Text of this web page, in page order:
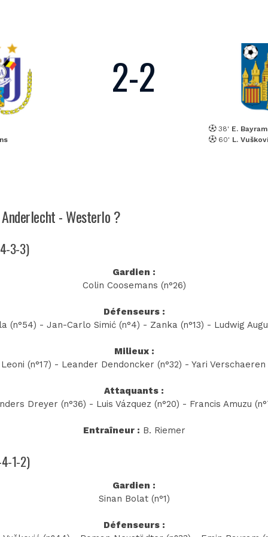
2-2
38' E. Bayram
60' L.
- Westerlo ?
3-3)
Gardien :
Colin Coosemans (n°26)
Défenseurs :
(n°54) - Jan-Carlo Simić (n°4) - Zanka (n°13) - Ludwig
Milieux :
(n°17) - Leander Dendoncker (n°32) - Yari Verschaeren
Attaquants :
Dreyer (n°36) - Luis Vázquez (n°20) - Francis Amuzu
Entraîneur : B. Riemer
1-2)
Gardien :
Sinan Bolat (n°1)
Défenseurs :